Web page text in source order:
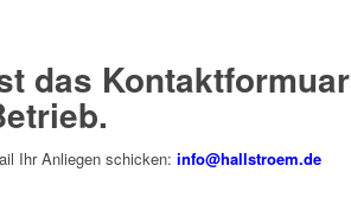
das Kontaktformuar
Ihr Anliegen schicken: info@hallstroem.de